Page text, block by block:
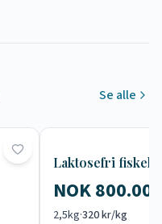
Se alle
Laktosefri
NOK 800.00
2,5kg·320 kr/kg